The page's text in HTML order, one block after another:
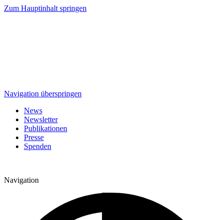
Zum Hauptinhalt springen
Navigation überspringen
News
Newsletter
Publikationen
Presse
Spenden
Navigation